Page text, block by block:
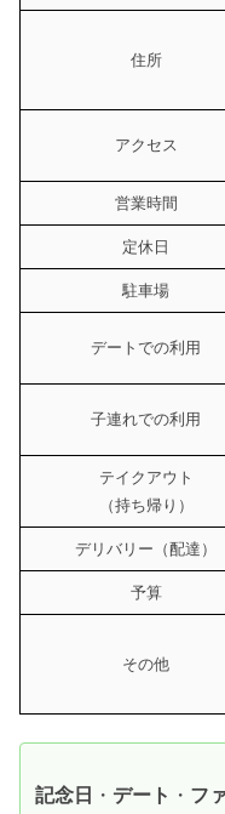
住所
アクセス
営業時間
定休日
駐車場
デートでの利用
子連れでの利用
テイクアウト
（持ち帰り）
デリバリー（配達）
予算
その他
記念日 ・ デート ・ フ